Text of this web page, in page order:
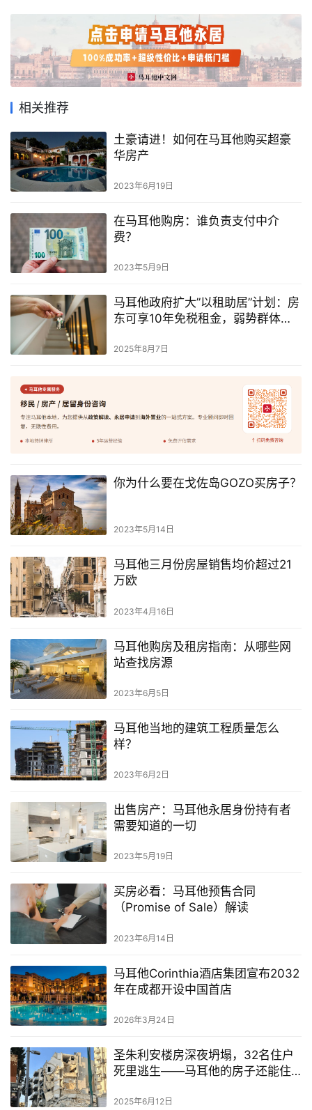
他
移
民
留
学
教
育
网
址
导
航
相关推荐
土豪请进！如何在马耳他购买超豪
华房产
2023年6月19日
在马耳他购房：谁负责支付中介
费？
2023年5月9日
马耳他政府扩大”以租助居”计划：房
东可享10年免税租金，弱势群体住
2025年8月7日
你为什么要在戈佐岛GOZO买房子？
2023年5月14日
马耳他三月份房屋销售均价超过21
万欧
2023年4月16日
马耳他购房及租房指南：从哪些网
站查找房源
2023年6月5日
马耳他当地的建筑工程质量怎么
样？
2023年6月2日
出售房产：马耳他永居身份持有者
需要知道的一切
2023年5月19日
买房必看：马耳他预售合同
（Promise of Sale）解读
2023年6月14日
马耳他Corinthia酒店集团宣布2032
年在成都开设中国首店
2026年3月24日
圣朱利安楼房深夜坍塌，32名住户
死里逃生——马耳他的房子还能住
2025年6月12日